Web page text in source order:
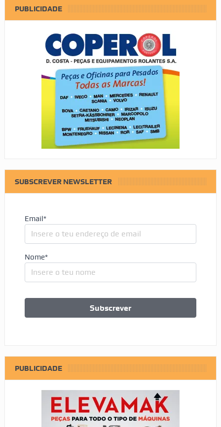
PUBLICIDADE
SUBSCREVER NEWSLETTER
Email*
Nome*
PUBLICIDADE